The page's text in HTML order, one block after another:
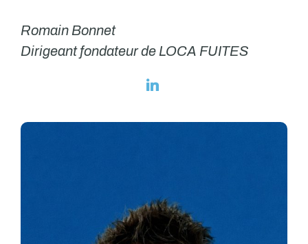
Romain Bonnet
Dirigeant fondateur de LOCA FUITES